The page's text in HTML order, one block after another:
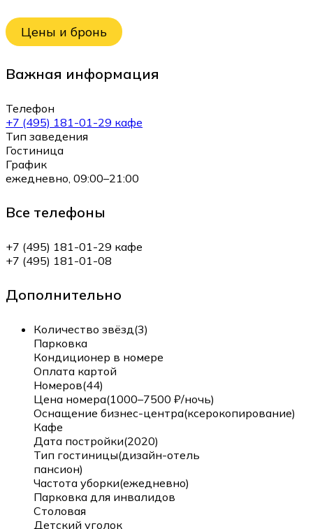
Цены и бронь
Важная информация
Телефон
+7 (495) 181-01-29 кафе
Тип заведения
Гостиница
График
ежедневно, 09:00–21:00
Все телефоны
+7 (495) 181-01-29 кафе
+7 (495) 181-01-08
Дополнительно
Количество звёзд(3)
Парковка
Кондиционер в номере
Оплата картой
Номеров(44)
Цена номера(1000–7500 ₽/ночь)
Оснащение бизнес-центра(ксерокопирование)
Кафе
Дата постройки(2020)
Тип гостиницы(дизайн-отель
пансион)
Частота уборки(ежедневно)
Парковка для инвалидов
Столовая
Детский уголок